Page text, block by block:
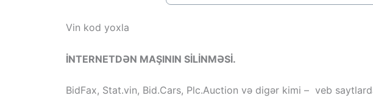
Vin kod yoxla
İNTERNETDƏN MAŞININ SİLİNMƏSİ.
BidFax, Stat.vin, Bid.Cars, Plc.Auction və digər kimi – veb